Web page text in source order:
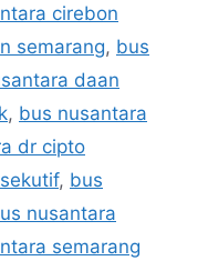
cirebon
semarang, bus
daan
, bus nusantara
dr cipto
, bus
nusantara
semarang